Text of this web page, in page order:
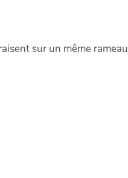
sur un même rameau